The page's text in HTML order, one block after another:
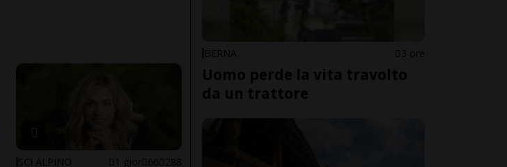
SCI ALPINO 1 gior 66 288
BERNA 3 ore
Uomo perde la vita travolto
da un trattore